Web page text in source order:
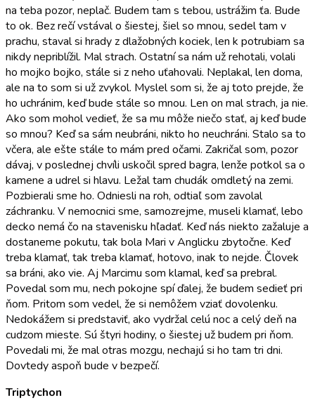
na teba pozor, neplač. Budem tam s tebou, ustrážim ťa. Bude
to ok. Bez rečí vstával o šiestej, šiel so mnou, sedel tam v
prachu, staval si hrady z dlažobných kociek, len k potrubiam sa
nikdy nepriblížil. Mal strach. Ostatní sa nám už rehotali, volali
ho mojko bojko, stále si z neho uťahovali. Neplakal, len doma,
ale na to som si už zvykol. Myslel som si, že aj toto prejde, že
ho uchránim, keď bude stále so mnou. Len on mal strach, ja nie.
Ako som mohol vedieť, že sa mu môže niečo stať, aj keď bude
so mnou? Keď sa sám neubráni, nikto ho neuchráni. Stalo sa to
včera, ale ešte stále to mám pred očami. Zakričal som, pozor
dávaj, v poslednej chvíli uskočil spred bagra, lenže potkol sa o
kamene a udrel si hlavu. Ležal tam chudák omdletý na zemi.
Pozbierali sme ho. Odniesli na roh, odtiaľ som zavolal
záchranku. V nemocnici sme, samozrejme, museli klamať, lebo
decko nemá čo na stavenisku hľadať. Keď nás niekto zažaluje a
dostaneme pokutu, tak bola Mari v Anglicku zbytočne. Keď
treba klamať, tak treba klamať, hotovo, inak to nejde. Človek
sa bráni, ako vie. Aj Marcimu som klamal, keď sa prebral.
Povedal som mu, nech pokojne spí ďalej, že budem sedieť pri
ňom. Pritom som vedel, že si nemôžem vziať dovolenku.
Nedokážem si predstaviť, ako vydržal celú noc a celý deň na
cudzom mieste. Sú štyri hodiny, o šiestej už budem pri ňom.
Povedali mi, že mal otras mozgu, nechajú si ho tam tri dni.
Dovtedy aspoň bude v bezpečí.
Triptychon